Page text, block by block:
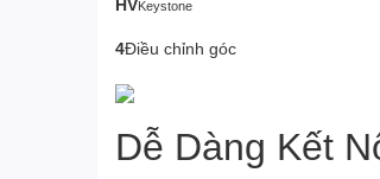
HVKeystone
4Điều chỉnh góc
Dễ Dàng Kết